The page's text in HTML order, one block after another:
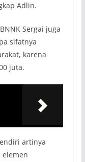
Adlin.
Sergai juga
sifatnya
karena
juta.
artinya